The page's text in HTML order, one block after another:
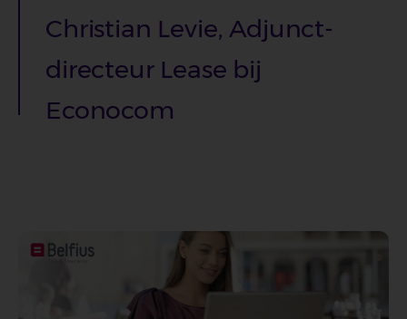
Christian Levie, Adjunct-
directeur Lease bij
Econocom